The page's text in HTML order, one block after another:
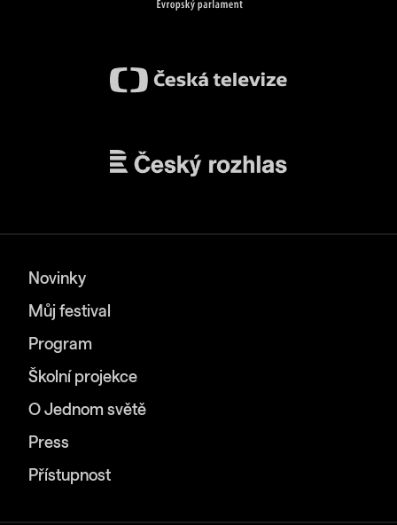
Novinky
Můj festival
Program
Školní projekce
O Jednom světě
Press
Přístupnost